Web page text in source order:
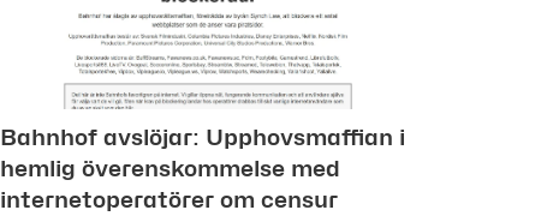
Bahnhof avslöjar: Upphovsmaffian i
hemlig överenskommelse med
internetoperatörer om censur